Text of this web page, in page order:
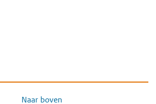
Naar boven